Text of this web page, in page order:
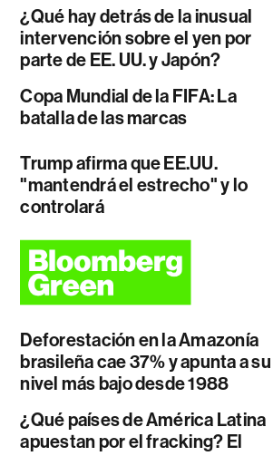
¿Qué hay detrás de la inusual
intervención sobre el yen por
parte de EE. UU. y Japón?
Copa Mundial de la FIFA: La
batalla de las marcas
Trump afirma que EE.UU.
"mantendrá el estrecho" y lo
controlará
Deforestación en la Amazonía
brasileña cae 37% y apunta a su
nivel más bajo desde 1988
¿Qué países de América Latina
apuestan por el fracking? El